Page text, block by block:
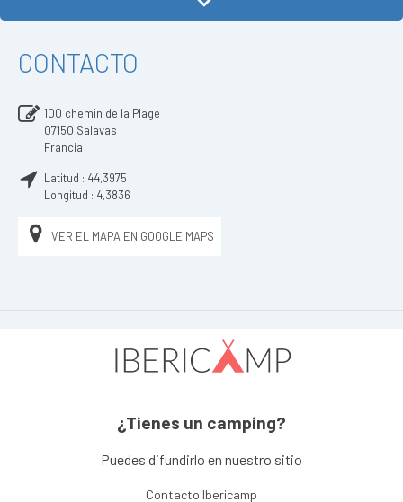
CONTACTO
100 chemin de la Plage
07150 Salavas
Francia
Latitud : 44,3975
Longitud : 4,3836
VER EL MAPA EN GOOGLE MAPS
¿Tienes un camping?
Puedes difundirlo en nuestro sitio
Contacto Ibericamp